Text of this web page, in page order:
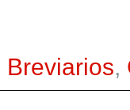
Breviarios,